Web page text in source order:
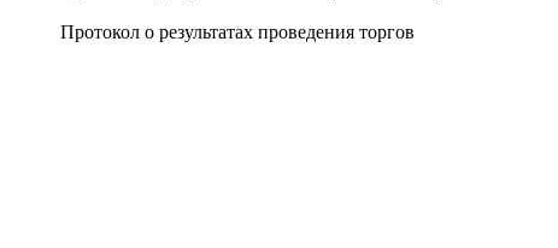
Протокол о результатах проведения торгов